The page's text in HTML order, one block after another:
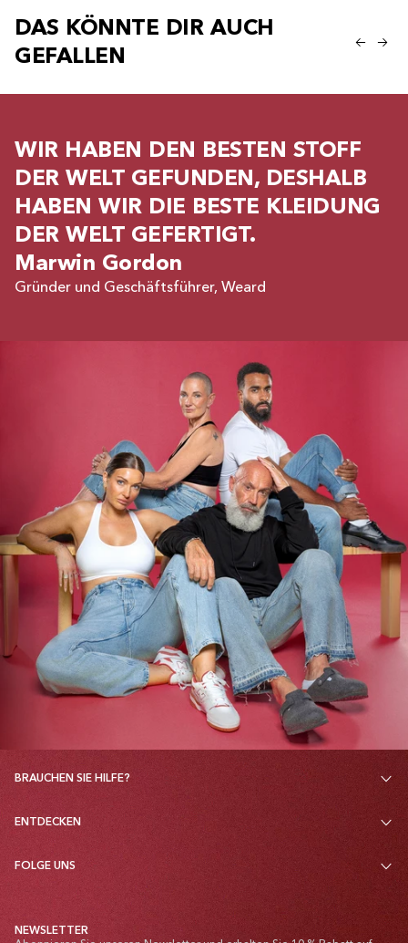
DAS KÖNNTE DIR AUCH
GEFALLEN
WIR HABEN DEN BESTEN STOFF
DER WELT GEFUNDEN, DESHALB
HABEN WIR DIE BESTE KLEIDUNG
DER WELT GEFERTIGT.
Marwin Gordon
Gründer und Geschäftsführer, Weard
BRAUCHEN SIE HILFE?
ENTDECKEN
FOLGE UNS
NEWSLETTER